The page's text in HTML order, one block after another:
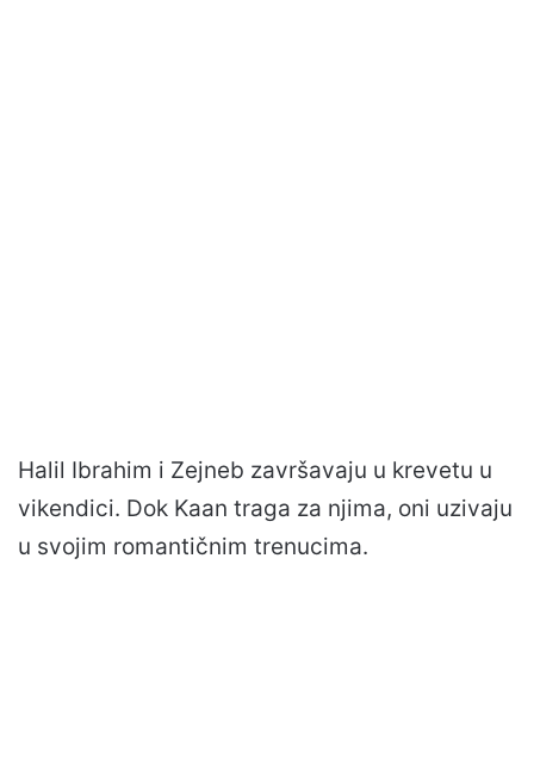
Halil Ibrahim i Zejneb završavaju u krevetu u
vikendici. Dok Kaan traga za njima, oni uzivaju
u svojim romantičnim trenucima.